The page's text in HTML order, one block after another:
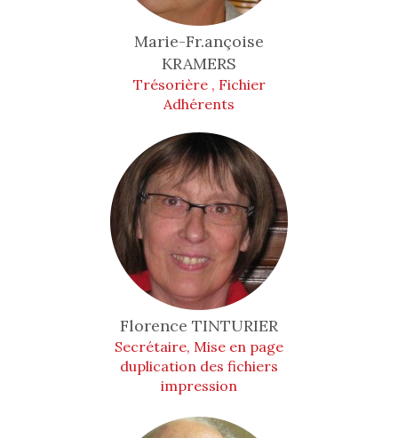
Marie-Fr.ançoise
KRAMERS
Trésorière , Fichier
Adhérents
Florence TINTURIER
Secrétaire, Mise en page
duplication des fichiers
impression